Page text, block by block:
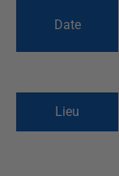
Date
Lieu